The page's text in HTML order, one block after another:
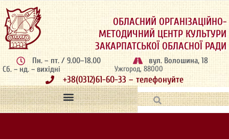
ОБЛАСНИЙ ОРГАНІЗАЦІЙНО-
МЕТОДИЧНИЙ ЦЕНТР КУЛЬТУРИ
ЗАКАРПАТСЬКОЇ ОБЛАСНОЇ РАДИ
Пн. – пт. / 9.00–18.00
Сб. – нд. – вихідні
вул. Волошина, 18
Ужгород, 88000
+38(0312)61-60-33 – телефонуйте